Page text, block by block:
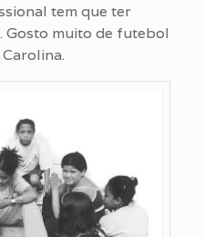
tem que ter
Gosto muito de futebol